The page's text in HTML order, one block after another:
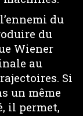
du
du
Wiener
au
Si
un même
il permet,